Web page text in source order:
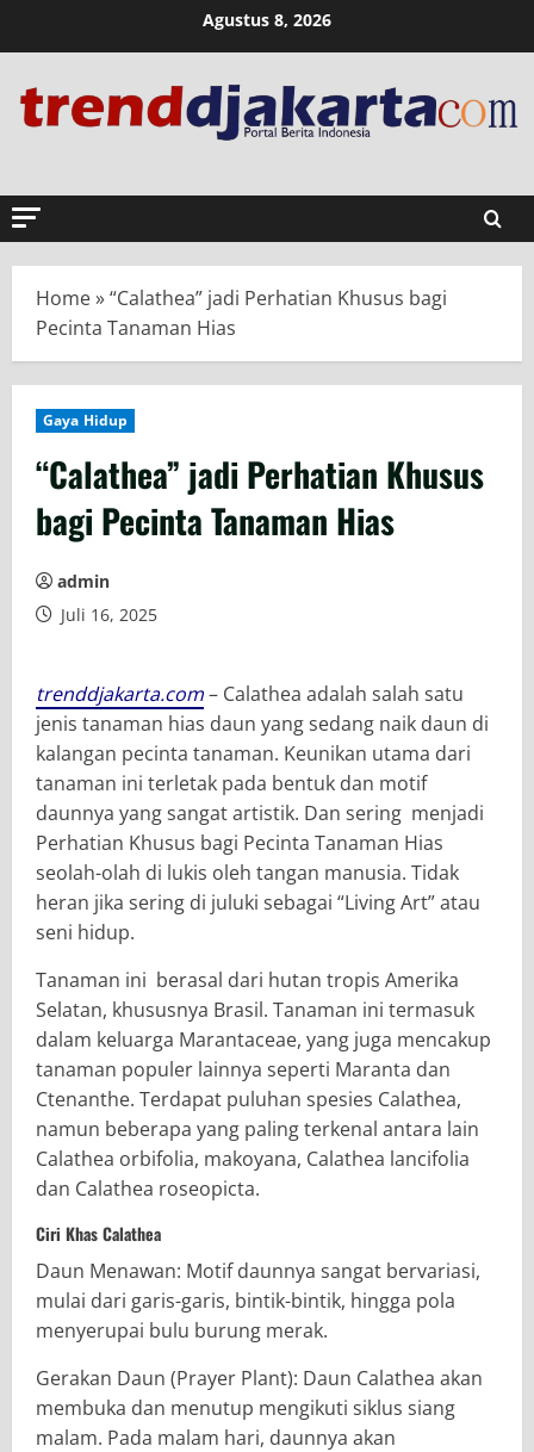
Agustus 8, 2026
Home»“Calathea” jadi Perhatian Khusus bagi
Pecinta Tanaman Hias
Gaya Hidup
“Calathea” jadi Perhatian Khusus
bagi Pecinta Tanaman Hias
admin
Juli 16, 2025
trenddjakarta.com– Calathea adalah salah satu
jenis tanaman hias daun yang sedang naik daun di
kalangan pecinta tanaman. Keunikan utama dari
tanaman ini terletak pada bentuk dan motif
daunnya yang sangat artistik. Dan sering menjadi
Perhatian Khusus bagi Pecinta Tanaman Hias
seolah-olah di lukis oleh tangan manusia. Tidak
heran jika sering di juluki sebagai “Living Art” atau
seni hidup.
Tanaman ini berasal dari hutan tropis Amerika
Selatan, khususnya Brasil. Tanaman ini termasuk
dalam keluarga Marantaceae, yang juga mencakup
tanaman populer lainnya seperti Maranta dan
Ctenanthe. Terdapat puluhan spesies Calathea,
namun beberapa yang paling terkenal antara lain
Calathea orbifolia, makoyana, Calathea lancifolia
dan Calathea roseopicta.
Ciri Khas Calathea
Daun Menawan: Motif daunnya sangat bervariasi,
mulai dari garis-garis, bintik-bintik, hingga pola
menyerupai bulu burung merak.
Gerakan Daun (Prayer Plant): Daun Calathea akan
membuka dan menutup mengikuti siklus siang
malam. Pada malam hari, daunnya akan